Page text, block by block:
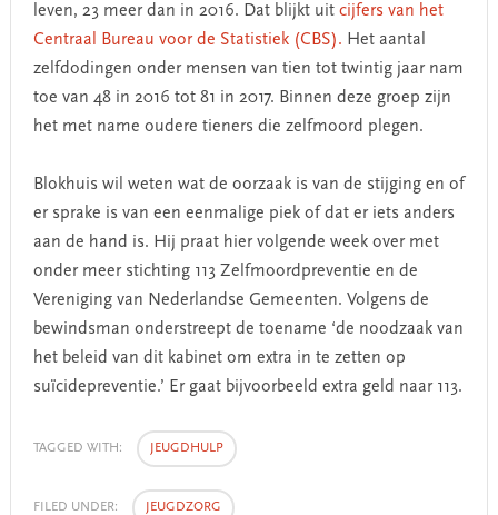
leven, 23 meer dan in 2016. Dat blijkt uit cijfers van het
Centraal Bureau voor de Statistiek (CBS). Het aantal
zelfdodingen onder mensen van tien tot twintig jaar nam
toe van 48 in 2016 tot 81 in 2017. Binnen deze groep zijn
het met name oudere tieners die zelfmoord plegen.
Blokhuis wil weten wat de oorzaak is van de stijging en of
er sprake is van een eenmalige piek of dat er iets anders
aan de hand is. Hij praat hier volgende week over met
onder meer stichting 113 Zelfmoordpreventie en de
Vereniging van Nederlandse Gemeenten. Volgens de
bewindsman onderstreept de toename ‘de noodzaak van
het beleid van dit kabinet om extra in te zetten op
suïcidepreventie.’ Er gaat bijvoorbeeld extra geld naar 113.
TAGGED WITH: JEUGDHULP
FILED UNDER: JEUGDZORG